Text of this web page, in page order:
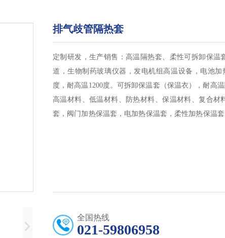
排气歧管隔热套
定制研发，生产销售：高温隔热套、柔性可拆卸保温
道，生物制药玻璃仪器，发电机组高温设备，电池
度，耐高温1200度。可拆卸保温套（保温衣），耐高
高温材料、低温材料、防热材料、保温材料、复合材
套，阀门加热保温套，电加热保温套，柔性加热保温
节能加热保温套，环保加热保温套，智能加热保温套
防水加热保温套，防潮加热保温套，耐温加热保温套
智能 PID 控制加热保温套，精确控温加热保温套，数
热保温套，订制生产加热保温套，量体裁衣加热保温
全国热线
021-59806958